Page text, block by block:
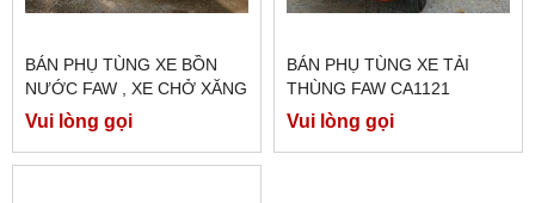
BÁN PHỤ TÙNG XE BỒN
NƯỚC FAW , XE CHỞ XĂNG
DẦU CHÍNH HÃNG
Vui lòng gọi
BÁN PHỤ TÙNG XE TẢI
THÙNG FAW CA1121
Vui lòng gọi